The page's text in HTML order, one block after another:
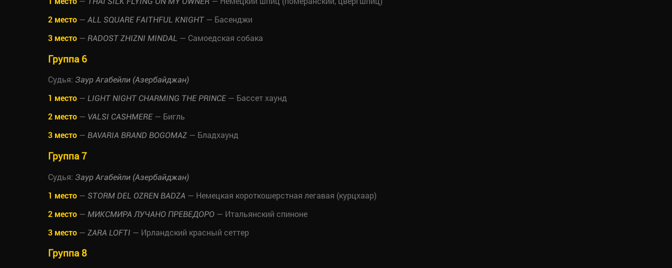
2 место — ALL SQUARE FAITHFUL KNIGHT— Басенджи
3 место — RADOST ZHIZNI MINDAL — Самоедская собака
Группа 6
Судья: Заур Агабейли (Азербайджан)
1 место — LIGHT NIGHT CHARMING THE PRINCE — Бассет хаунд
2 место — VALSI CASHMERE — Бигль
3 место — BAVARIA BRAND BOGOMAZ — Бладхаунд
Группа 7
Судья: Заур Агабейли (Азербайджан)
1 место — STORM DEL OZREN BADZA — Немецкая короткошерстная легавая (курцхаар)
2 место — МИКСМИРА ЛУЧАНО ПРЕВЕДОРО — Итальянский спиноне
3 место — ZARA LOFTI — Ирландский красный сеттер
Группа 8